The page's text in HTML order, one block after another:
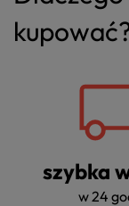
szybka
w 24